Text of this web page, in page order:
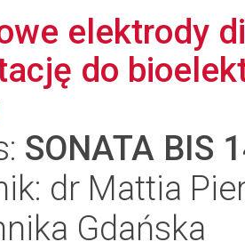
elektrody
do
SONATA BIS
dr Mattia
Gdańska